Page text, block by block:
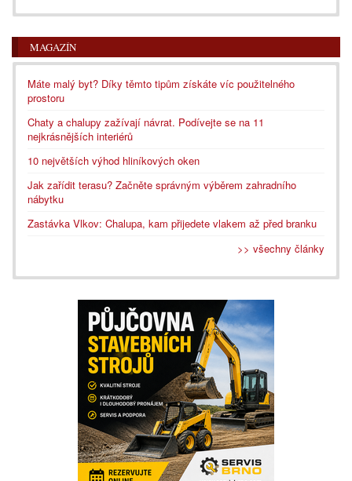
MAGAZÍN
Máte malý byt? Díky těmto tipům získáte víc použitelného
prostoru
Chaty a chalupy zažívají návrat. Podívejte se na 11
nejkrásnějších interiérů
10 největších výhod hliníkových oken
Jak zařídit terasu? Začněte správným výběrem zahradního
nábytku
Zastávka Vlkov: Chalupa, kam přijedete vlakem až před branku
>> všechny články